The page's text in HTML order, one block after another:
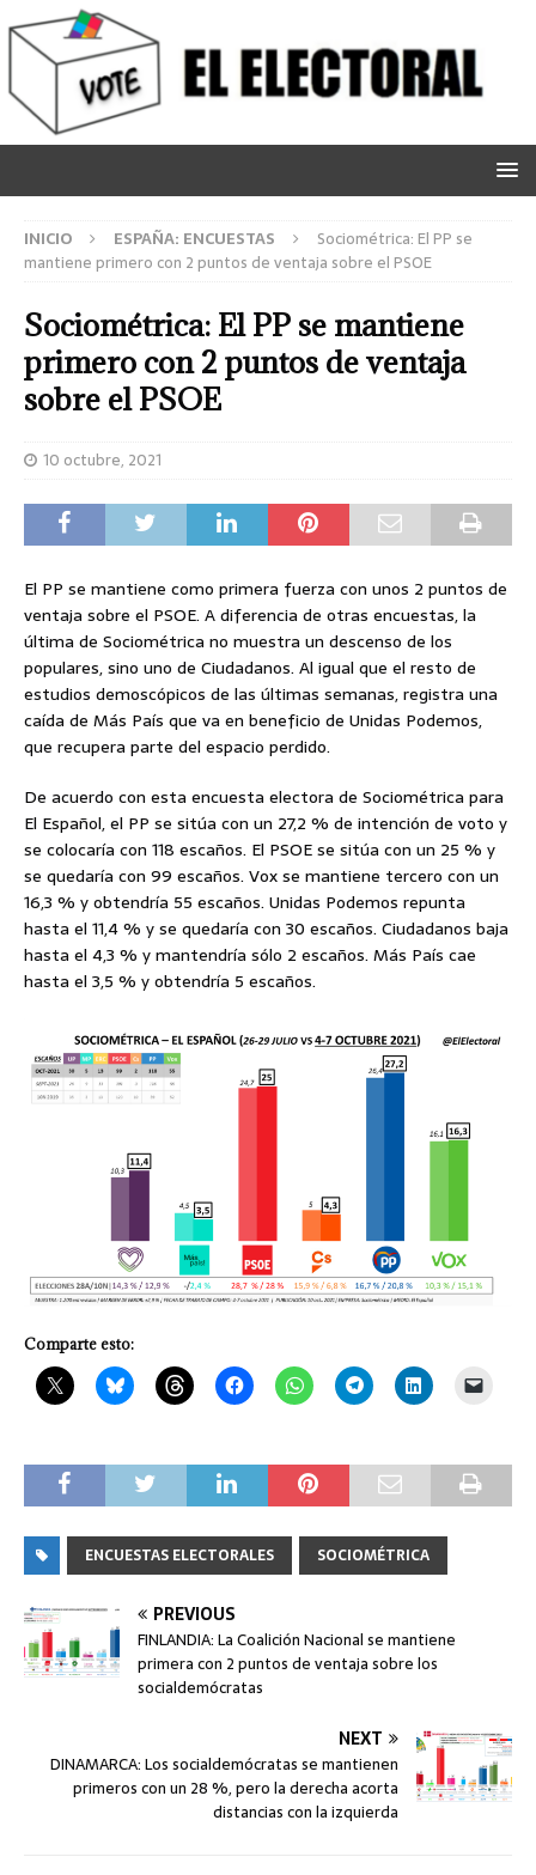
INICIO ESPAÑA: ENCUESTAS
Sociométrica: El PP se
mantiene primero con 2 puntos de ventaja sobre el PSOE
Sociométrica: El PP se mantiene
primero con 2 puntos de ventaja
sobre el PSOE
10 octubre, 2021
El PP se mantiene como primera fuerza con unos 2 puntos de
ventaja sobre el PSOE. A diferencia de otras encuestas, la
última de Sociométrica no muestra un descenso de los
populares, sino uno de Ciudadanos. Al igual que el resto de
estudios demoscópicos de las últimas semanas, registra una
caída de Más País que va en beneficio de Unidas Podemos,
que recupera parte del espacio perdido.
De acuerdo con esta encuesta electora de Sociométrica para
El Español, el PP se sitúa con un 27,2 % de intención de voto y
se colocaría con 118 escaños. El PSOE se sitúa con un 25 % y
se quedaría con 99 escaños. Vox se mantiene tercero con un
16,3 % y obtendría 55 escaños. Unidas Podemos repunta
hasta el 11,4 % y se quedaría con 30 escaños. Ciudadanos baja
hasta el 4,3 % y mantendría sólo 2 escaños. Más País cae
hasta el 3,5 % y obtendría 5 escaños.
Comparte esto:
ENCUESTAS ELECTORALES SOCIOMÉTRICA
PREVIOUS
FINLANDIA: La Coalición Nacional se mantiene
primera con 2 puntos de ventaja sobre los
socialdemócratas
NEXT
DINAMARCA: Los socialdemócratas se mantienen
primeros con un 28 %, pero la derecha acorta
distancias con la izquierda